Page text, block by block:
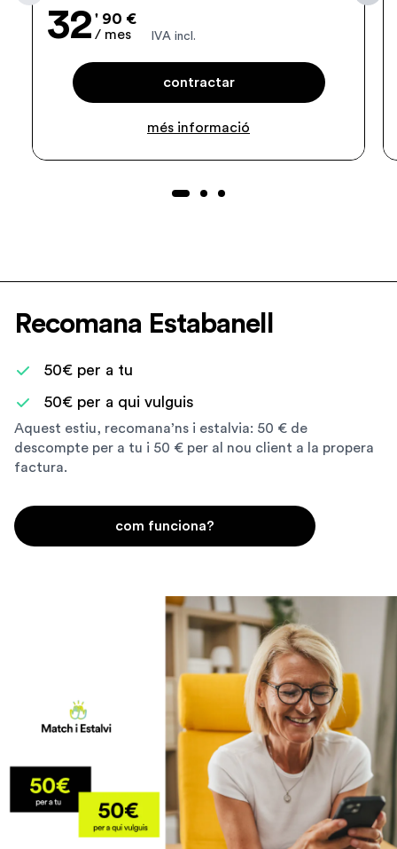
32 ' 90 €
/ mes IVA incl.
contractar
més informació
Recomana Estabanell
50€ per a tu
50€ per a qui vulguis
Aquest estiu, recomana’ns i estalvia: 50 € de
descompte per a tu i 50 € per al nou client a la propera
factura.
com funciona?